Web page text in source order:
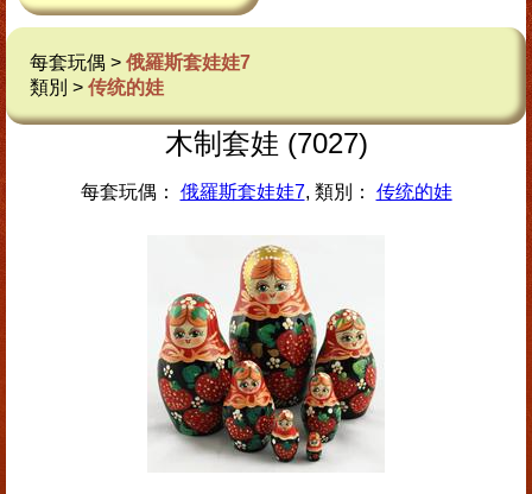
每套玩偶 > 俄羅斯套娃娃7
類別 > 传统的娃
木制套娃 (7027)
每套玩偶： 俄羅斯套娃娃7, 類別： 传统的娃